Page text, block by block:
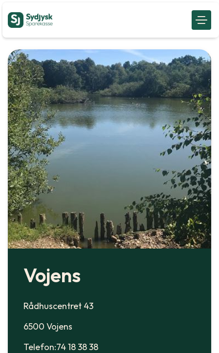
Vojens
Rådhuscentret 43
6500 Vojens
Telefon:74 18 38 38